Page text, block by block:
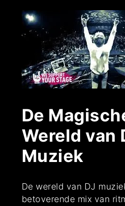
De
Wereld van
Muziek
De wereld van DJ
betoverende mix van